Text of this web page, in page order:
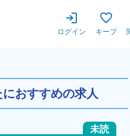
ログイン キープ
の男女活
におすすめの求人
未読